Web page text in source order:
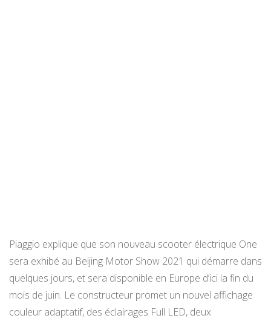
Piaggio explique que son nouveau scooter électrique One
sera exhibé au Beijing Motor Show 2021 qui démarre dans
quelques jours, et sera disponible en Europe d’ici la fin du
mois de juin. Le constructeur promet un nouvel affichage
couleur adaptatif, des éclairages Full LED, deux